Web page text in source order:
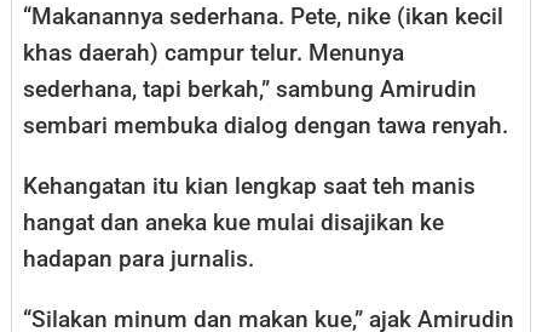
“Makanannya sederhana. Pete, nike (ikan kecil
khas daerah) campur telur. Menunya
sederhana, tapi berkah,” sambung Amirudin
sembari membuka dialog dengan tawa renyah.
Kehangatan itu kian lengkap saat teh manis
hangat dan aneka kue mulai disajikan ke
hadapan para jurnalis.
“Silakan minum dan makan kue,” ajak Amirudin